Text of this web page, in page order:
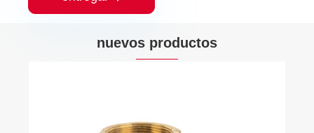
nuevos productos